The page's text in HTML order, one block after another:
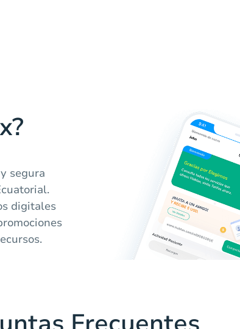
segura
digitales